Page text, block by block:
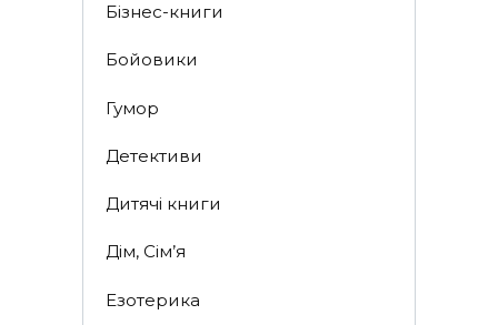
Бізнес-книги
Бойовики
Гумор
Детективи
Дитячі книги
Дім, Сім’я
Езотерика